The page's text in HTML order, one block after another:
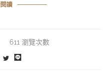
讀
611 瀏覽次數